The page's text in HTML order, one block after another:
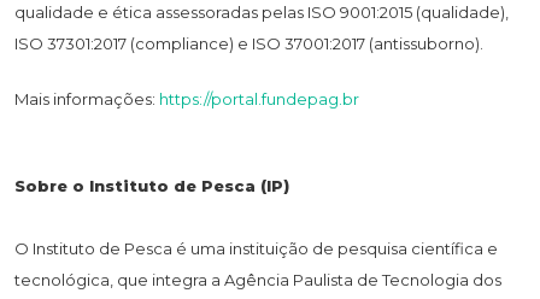
qualidade e ética assessoradas pelas ISO 9001:2015 (qualidade),
ISO 37301:2017 (compliance) e ISO 37001:2017 (antissuborno).
Mais informações: https://portal.fundepag.br
Sobre o Instituto de Pesca (IP)
O Instituto de Pesca é uma instituição de pesquisa científica e
tecnológica, que integra a Agência Paulista de Tecnologia dos